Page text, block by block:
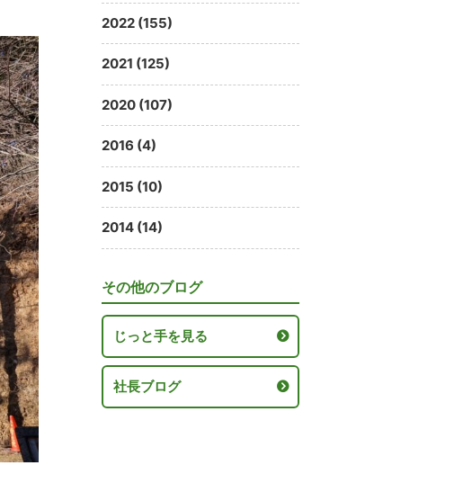
2022 (155)
2021 (125)
2020 (107)
2016 (4)
2015 (10)
2014 (14)
その他のブログ
じっと手を見る
社長ブログ